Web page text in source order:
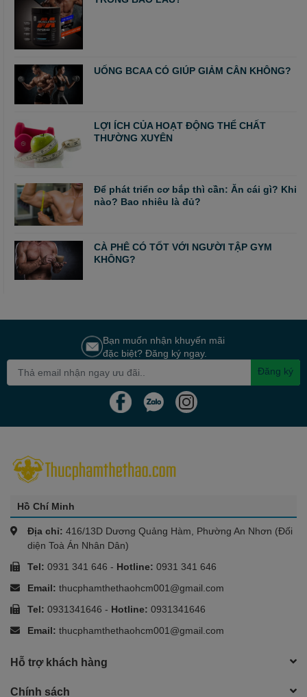
UỐNG BCAA CÓ GIÚP GIẢM CÂN KHÔNG?
LỢI ÍCH CỦA HOẠT ĐỘNG THỂ CHẤT
THƯỜNG XUYÊN
Để phát triển cơ bắp thì cần: Ăn cái gì? Khi
nào? Bao nhiêu là đủ?
CÀ PHÊ CÓ TỐT VỚI NGƯỜI TẬP GYM
KHÔNG?
Bạn muốn nhận khuyến mãi
đặc biệt? Đăng ký ngay.
Đăng ký
Hồ Chí Minh
Địa chỉ: 416/13D Dương Quảng Hàm, Phường An Nhơn (Đối
diện Toà Án Nhân Dân)
Tel: 0931 341 646 - Hotline: 0931 341 646
Email: thucphamthethaohcm001@gmail.com
Tel: 0931341646 - Hotline: 0931341646
Email: thucphamthethaohcm001@gmail.com
Hỗ trợ khách hàng
Chính sách